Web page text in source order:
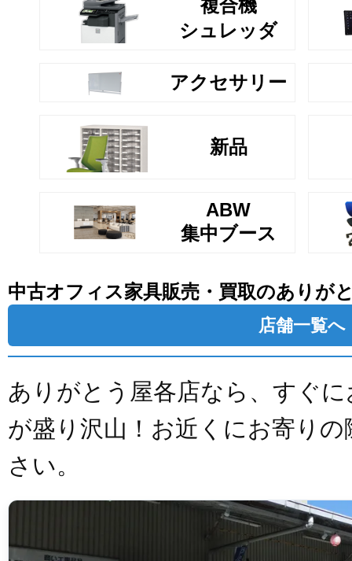
複合機
シュレッダ
アクセサリー
新品
ABW
集中ブース
中古オフィス家具販売・買取のありが
店舗一覧へ
ありがとう屋各店なら、すぐ
が盛り沢山！お近くにお寄り
さい。